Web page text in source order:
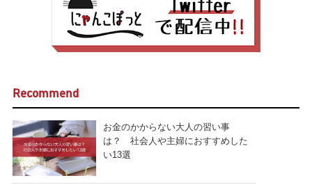
Recommend
お金のかからない大人の習い事
は？ 社会人や主婦におすすめした
い13選